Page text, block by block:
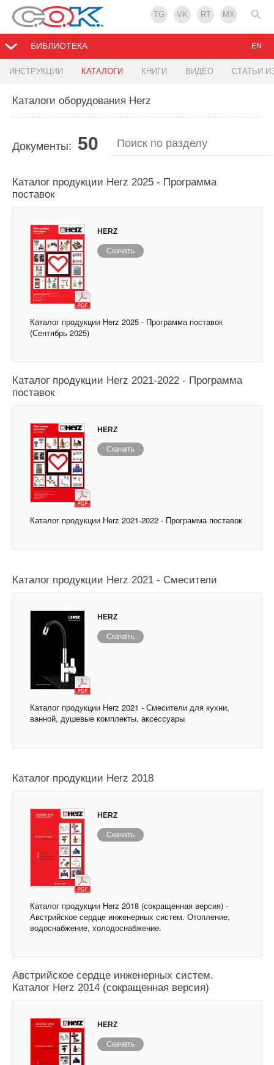
TG VK RT MX
БИБЛИОТЕКА
ИНСТРУКЦИИ КАТАЛОГИ КНИГИ ВИДЕО СТАТЬИ
EN
Каталоги оборудования Herz
Документы: 50
Каталог продукции Herz 2025 - Программа
поставок
HERZ
Скачать
Каталог продукции Herz 2025 - Программа поставок
(Сентябрь 2025)
Каталог продукции Herz 2021-2022 - Программа
поставок
HERZ
Скачать
Каталог продукции Herz 2021-2022 - Программа поставок
Каталог продукции Herz 2021 - Смесители
HERZ
Скачать
Каталог продукции Herz 2021 - Смесители для кухни,
ванной, душевые комплекты, аксессуары
Каталог продукции Herz 2018
HERZ
Скачать
Каталог продукции Herz 2018 (сокращенная версия) -
Австрийское сердце инженерных систем. Отопление,
водоснабжение, холодоснабжение.
Австрийское сердце инженерных систем.
Каталог Herz 2014 (сокращенная версия)
HERZ
Скачать